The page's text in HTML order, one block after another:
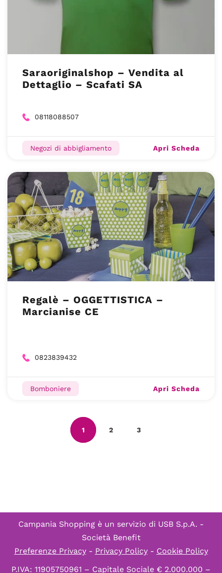
Saraoriginalshop – Vendita al
Dettaglio – Scafati SA
08118088507
Negozi di abbigliamento Apri Scheda
Regalè – OGGETTISTICA –
Marcianise CE
0823839432
Bomboniere Apri Scheda
1 2 3
Campania Shopping è un servizio di USB S.p.A. -
Società Benefit
Preferenze Privacy- Privacy Policy- Cookie Policy
P.IVA: 11905750961 – Capitale Sociale € 2.000.000 –